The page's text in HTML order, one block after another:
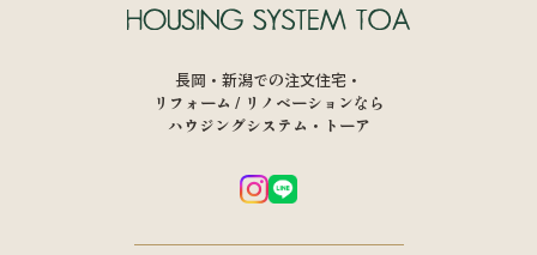
長岡・新潟での注文住宅・
リフォーム / リノベーションなら
ハウジングシステム・トーア